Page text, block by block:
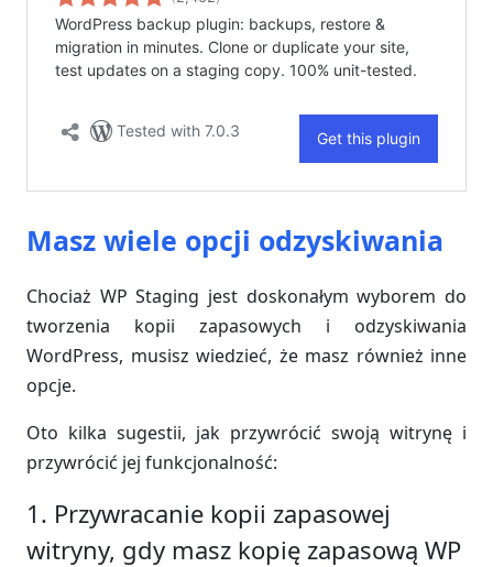
Masz wiele opcji odzyskiwania
Chociaż WP Staging jest doskonałym wyborem do
tworzenia kopii zapasowych i odzyskiwania
WordPress, musisz wiedzieć, że masz również inne
opcje.
Oto kilka sugestii, jak przywrócić swoją witrynę i
przywrócić jej funkcjonalność:
1. Przywracanie kopii zapasowej
witryny, gdy masz kopię zapasową WP